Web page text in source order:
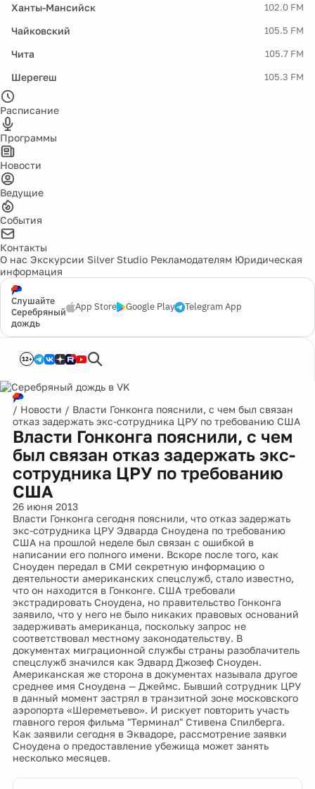
Ханты-Мансийск 102.0 FM
Чайковский 105.5 FM
Чита 105.7 FM
Шерегеш 105.3 FM
Расписание
Программы
Новости
Ведущие
События
Контакты
О нас Экскурсии Silver Studio Рекламодателям Юридическая
информация
Слушайте
Серебряный
дождь
App Store Google Play Telegram App
12+
/ Новости / Власти Гонконга пояснили, с чем был связан
отказ задержать экс-сотрудника ЦРУ по требованию США
Власти Гонконга пояснили, с чем
был связан отказ задержать экс-
сотрудника ЦРУ по требованию
США
26 июня 2013
Власти Гонконга сегодня пояснили, что отказ задержать
экс-сотрудника ЦРУ Эдварда Сноудена по требованию
США на прошлой неделе был связан с ошибкой в
написании его полного имени. Вскоре после того, как
Сноуден передал в СМИ секретную информацию о
деятельности американских спецслужб, стало известно,
что он находится в Гонконге. США требовали
экстрадировать Сноудена, но правительство Гонконга
заявило, что у него не было никаких правовых оснований
задерживать американца, поскольку запрос не
соответствовал местному законодательству. В
документах миграционной службы страны разоблачитель
спецслужб значился как Эдвард Джозеф Сноуден.
Американская же сторона в документах называла другое
среднее имя Сноудена — Джеймс. Бывший сотрудник ЦРУ
в данный момент застрял в транзитной зоне московского
аэропорта «Шереметьево». И рискует повторить участь
главного героя фильма "Терминал" Стивена Спилберга.
Как заявили сегодня в Эквадоре, рассмотрение заявки
Сноудена о предоставление убежища может занять
несколько месяцев.